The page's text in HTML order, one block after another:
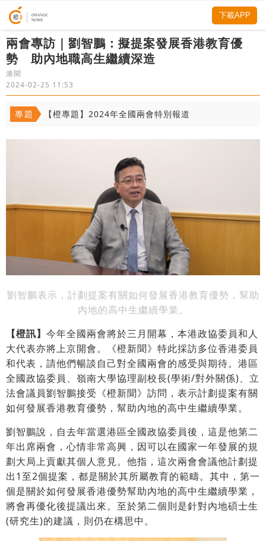
兩會專訪｜劉智鵬：擬提案發展香港教育優
勢 助內地職高生繼續深造
港聞
2024-02-25 11:53
專題 【橙專題】2024年全國兩會特別報道
劉智鵬表示，計劃提案有關如何發展香港教育優勢，幫助
內地的高中生繼續學業。
【橙訊】 今年全國兩會將於三月開幕，本港政協委員和人
大代表亦將上京開會。《橙新聞》特此採訪多位香港委員
和代表，請他們暢談自己對全國兩會的感受與期待。港區
全國政協委員、嶺南大學協理副校長(學術/對外關係)、立
法會議員劉智鵬接受《橙新聞》訪問，表示計劃提案有關
如何發展香港教育優勢，幫助內地的高中生繼續學業。
劉智鵬說，自去年當選港區全國政協委員後，這是他第二
年出席兩會，心情非常高興，因可以在國家一年發展的規
劃大局上貢獻其個人意見。他指，這次兩會會議他計劃提
出1至2個提案，都是關於其所屬教育的範疇。其中，第一
個是關於如何發展香港優勢幫助內地的高中生繼續學業，
將會再優化後提議出來。至於第二個則是針對內地碩士生
(研究生)的建議，則仍在構思中。
下載APP